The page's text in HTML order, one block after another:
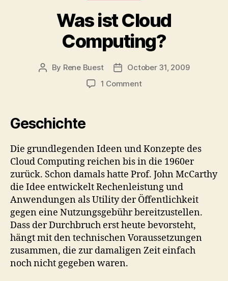
Was ist Cloud
Computing?
Post
By Rene Buest
PostOctober 31, 2009
1 Commenton
Geschichte
Die grundlegenden Ideen und Konzepte des
Cloud Computing reichen bis in die 1960er
zurück. Schon damals hatte Prof. John McCarthy
die Idee entwickelt Rechenleistung und
Anwendungen als Utility der Öffentlichkeit
gegen eine Nutzungsgebühr bereitzustellen.
Dass der Durchbruch erst heute bevorsteht,
hängt mit den technischen Voraussetzungen
zusammen, die zur damaligen Zeit einfach
noch nicht gegeben waren.